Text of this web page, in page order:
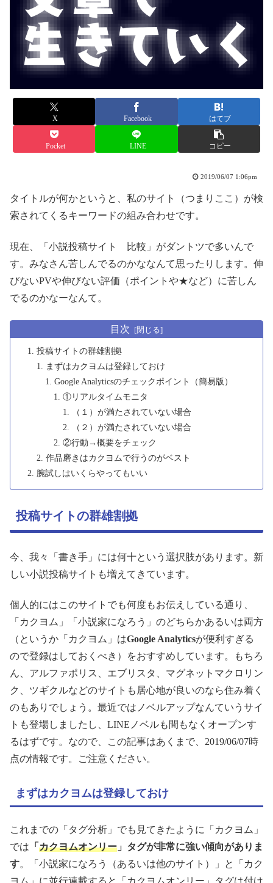
X Facebook はてブ
Pocket LINE コピー
2019/06/07 1:06pm
タイトルが何かというと、私のサイト（つまりここ）が検
索されてくるキーワードの組み合わせです。
現在、「小説投稿サイト 比較」がダントツで多いんで
す。みなさん苦しんでるのかななんて思ったりします。伸
びないPVや伸びない評価（ポイントや★など）に苦しん
でるのかなーなんて。
目次
投稿サイトの群雄割拠
まずはカクヨムは登録しておけ
Google Analyticsのチェックポイント（簡易版）
①リアルタイムモニタ
（１）が満たされていない場合
（２）が満たされていない場合
②行動→概要をチェック
作品磨きはカクヨムで行うのがベスト
腕試しはいくらやってもいい
投稿サイトの群雄割拠
今、我々「書き手」には何十という選択肢があります。新
しい小説投稿サイトも増えてきています。
個人的にはこのサイトでも何度もお伝えしている通り、
「カクヨム」「小説家になろう」のどちらかあるいは両方
（というか「カクヨム」はGoogle Analyticsが便利すぎる
ので登録はしておくべき）をおすすめしています。もちろ
ん、アルファポリス、エブリスタ、マグネットマクロリン
ク、ツギクルなどのサイトも居心地が良いのなら住み着く
のもありでしょう。最近ではノベルアップなんていうサイ
トも登場しましたし、LINEノベルも間もなくオープンす
るはずです。なので、この記事はあくまで、2019/06/07時
点の情報です。ご注意ください。
まずはカクヨムは登録しておけ
これまでの「タグ分析」でも見てきたように「カクヨム」
では 「 カクヨムオンリー 」タグが非常に強い傾向がありま
す。「小説家になろう（あるいは他のサイト）」と「カク
ヨム」に並行連載すると「カクヨムオンリー」タグは付け